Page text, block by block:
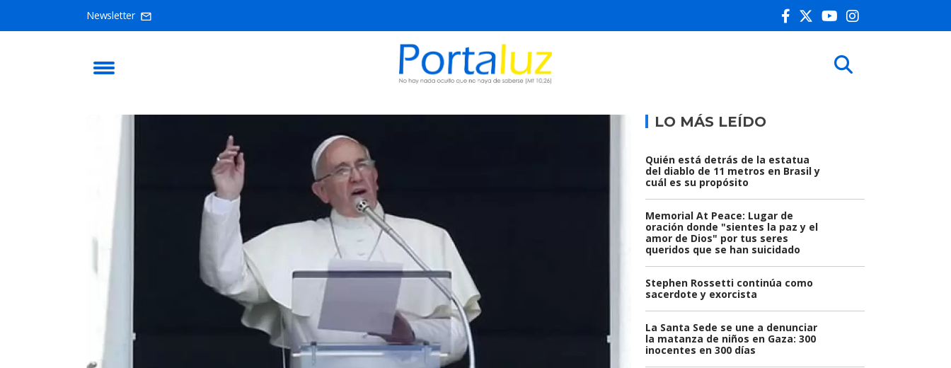
Newsletter
LO MÁS LEÍDO
Quién está detrás de la estatua
del diablo de 11 metros en Brasil y
cuál es su propósito
Memorial At Peace: Lugar de
oración donde "sientes la paz y el
amor de Dios" por tus seres
queridos que se han suicidado
Stephen Rossetti continúa como
sacerdote y exorcista
La Santa Sede se une a denunciar
la matanza de niños en Gaza: 300
inocentes en 300 días